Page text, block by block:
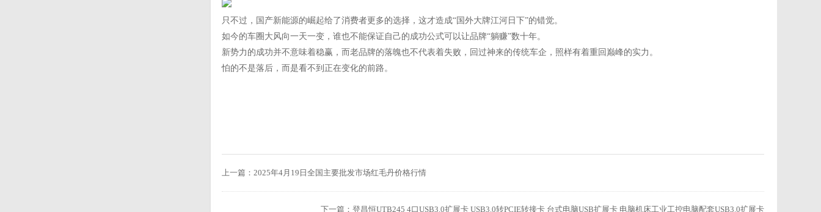
只不过，国产新能源的崛起给了消费者更多的选择，这才造成“国外大牌江河日下”的错觉。
如今的车圈大风向一天一变，谁也不能保证自己的成功公式可以让品牌“躺赚”数十年。
新势力的成功并不意味着稳赢，而老品牌的落魄也不代表着失败，回过神来的传统车企，照样有着重回巅峰的实力。
怕的不是落后，而是看不到正在变化的前路。
上一篇： 2025年4月19日全国主要批发市场红毛丹价格行情
下一篇： 登昌恒UTB245 4口USB3.0扩展卡 USB3.0转PCIE转接卡 台式电脑USB扩展卡 电脑机床工业工控电脑配套USB3.0扩展卡